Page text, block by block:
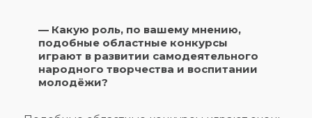
— Какую роль, по вашему мнению,
подобные областные конкурсы
играют в развитии самодеятельного
народного творчества и воспитании
молодёжи?